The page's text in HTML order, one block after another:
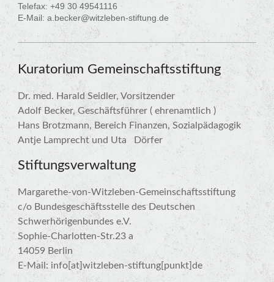
Telefax: +49 30 49541116
E-Mail: a.becker@witzleben-stiftung.de
Kuratorium Gemeinschaftsstiftung
Dr. med. Harald Seidler, Vorsitzender
Adolf Becker, Geschäftsführer ( ehrenamtlich )
Hans Brotzmann, Bereich Finanzen, Sozialpädagogik
Antje Lamprecht und Uta Dörfer
Stiftungsverwaltung
Margarethe-von-Witzleben-Gemeinschaftsstiftung
c/o Bundesgeschäftsstelle des Deutschen
Schwerhörigenbundes e.V.
Sophie-Charlotten-Str.23 a
14059 Berlin
E-Mail: info[at]witzleben-stiftung[punkt]de